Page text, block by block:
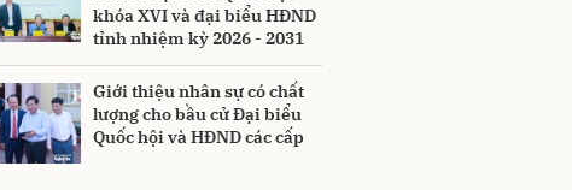
khóa XVI và đại biểu HĐND
tỉnh nhiệm kỳ 2026 - 2031
Giới thiệu nhân sự có chất
lượng cho bầu cử Đại biểu
Quốc hội và HĐND các cấp
Gửi